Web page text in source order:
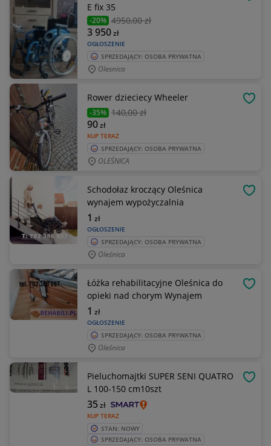
E fix 35
-20% 4950,00 zł
OGŁOSZENIE
3 950zł
SPRZEDAJĄCY: OSOBA PRYWATNA
Olesnica
Rower dzieciecy Wheeler
-35% 140,00 zł
KUP TERAZ
90zł
SPRZEDAJĄCY: OSOBA PRYWATNA
OLEŚNICA
Schodołaz kroczący Oleśnica
wynajem wypożyczalnia
OGŁOSZENIE
1 zł
SPRZEDAJĄCY: OSOBA PRYWATNA
Oleśnica
Łóżka rehabilitacyjne Oleśnica do
opieki nad chorym Wynajem
OGŁOSZENIE
1 zł
SPRZEDAJĄCY: OSOBA PRYWATNA
Oleśnica
Pieluchomajtki SUPER SENI QUATRO
L 100-150 cm10szt
KUP TERAZ
35zł
STAN: NOWY
SPRZEDAJĄCY: OSOBA PRYWATNA